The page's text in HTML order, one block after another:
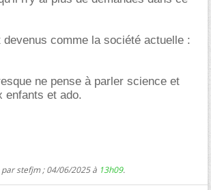
devenus comme la société actuelle :
ne pense à parler science et
enfants et ado.
stefjm ; 04/06/2025 à 13h09.